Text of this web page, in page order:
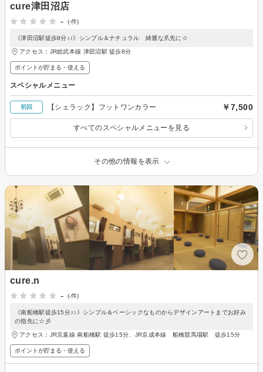
cure津田沼店
-
(-件)
《津田沼駅徒歩8分♪♪》シンプル＆ナチュラル 綺麗な爪先に☆
アクセス：JR総武本線 津田沼駅 徒歩8分
ポイントが貯まる・使える
スペシャルメニュー
初回 【シェラック】フットワンカラー ￥7,500
すべてのスペシャルメニューを見る
その他の情報を表示
cure.n
-
(-件)
《南船橋駅徒歩15分♪♪》シンプル＆ベーシックなものからデザインアートまでお好み
の指先に☆彡
アクセス：JR京葉線 南船橋駅 徒歩15分、JR京成本線 船橋競馬場駅 徒歩15分
ポイントが貯まる・使える